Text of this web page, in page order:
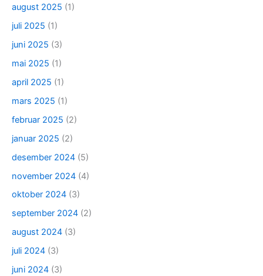
august 2025 (1)
juli 2025 (1)
juni 2025 (3)
mai 2025 (1)
april 2025 (1)
mars 2025 (1)
februar 2025 (2)
januar 2025 (2)
desember 2024 (5)
november 2024 (4)
oktober 2024 (3)
september 2024 (2)
august 2024 (3)
juli 2024 (3)
juni 2024 (3)